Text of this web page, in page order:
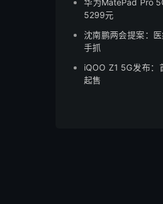
华为MatePad Pro
5299元
沈南鹏两会提案：医
手抓
iQOO Z1 5G发布
起售